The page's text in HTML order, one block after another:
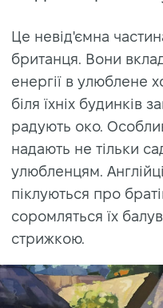
Це невід'ємна
британця. Вони
енергії в улюблене
біля їхніх будинків
радують око.
надають не тільки
улюбленцям.
піклуються про
соромляться їх
стрижкою.